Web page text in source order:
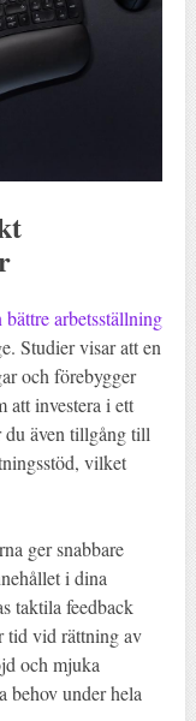
arbetsställning
Studier visar att en
och förebygger
att investera i ett
även tillgång till
vilket
ger snabbare
i dina
taktila feedback
tid vid rättning av
och mjuka
behov under hela